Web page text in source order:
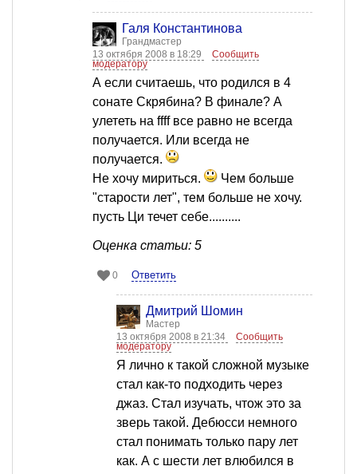
Галя Константинова
Грандмастер
13 октября 2008 в 18:29
Сообщить
модератору
А если считаешь, что родился в 4
сонате Скрябина? В финале? А
улететь на ffff все равно не всегда
получается. Или всегда не
получается.
Не хочу мириться.
Чем больше
"старости лет", тем больше не хочу.
пусть Ци течет себе..........
Оценка статьи: 5
0 Ответить
Дмитрий Шомин
Мастер
13 октября 2008 в 21:34
Сообщить
модератору
Я лично к такой сложной музыке
стал как-то подходить через
джаз. Стал изучать, чтож это за
зверь такой. Дебюсси немного
стал понимать только пару лет
как. А с шести лет влюбился в